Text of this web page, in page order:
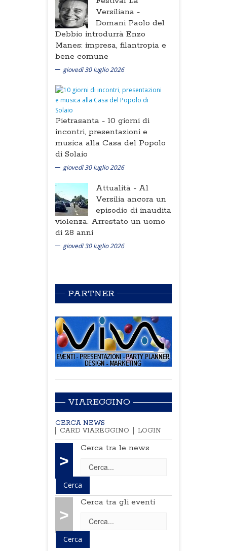
Versiliana -
Domani Paolo del
Debbio introdurrà Enzo
Manes: impresa, filantropia e
bene comune
giovedì 30 luglio 2026
Pietrasanta - 10 giorni di
incontri, presentazioni e
musica alla Casa del Popolo
di Solaio
giovedì 30 luglio 2026
Attualità - Al
Versilia ancora un
episodio di inaudita
violenza. Arrestato un uomo
di 28 anni
giovedì 30 luglio 2026
PARTNER
VIAREGGINO
CERCA NEWS
CARD VIAREGGINO
LOGIN
>
Cerca tra le news
>
Cerca tra gli eventi